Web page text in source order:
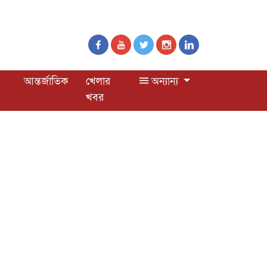
আন্তর্জাতিক
খেলার
খবর
অন্যান্য